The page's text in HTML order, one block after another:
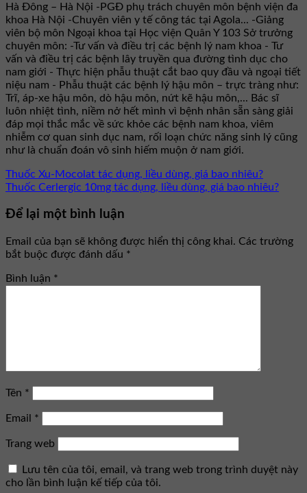
Hà Đông – Hà Nội -PGĐ phụ trách chuyên môn bệnh viện đa
khoa Hà Nội -Chuyên viên y tế công tác tại Agola... -Giảng
viên bộ môn Ngoại khoa tại Học viện Quân Y 103 Sở trưởng
chuyên môn: -Tư vấn và điều trị các bệnh lý nam khoa - Tư
vấn và điều trị các bệnh lây truyền qua đường tình dục cho
nam giới - Thực hiện phẫu thuật cắt bao quy đầu và ngoại tiết
niệu nam - Phẫu thuật các bệnh lý hậu môn – trực tràng như:
Trĩ, áp-xe hậu môn, dò hậu môn, nứt kẽ hậu môn,... Bác sĩ
luôn nhiệt tình, niềm nở hết mình vì bệnh nhân sẵn sàng giải
đáp mọi thắc mắc về sức khỏe các bệnh nam khoa, viêm
nhiễm cơ quan sinh dục nam, rối loạn chức năng sinh lý cũng
như là chuẩn đoán vô sinh hiếm muộn ở nam giới.
Thuốc Xu-Mocolat tác dụng, liều dùng, giá bao nhiêu?
Thuốc Cerlergic 10mg tác dụng, liều dùng, giá bao nhiêu?
Để lại một bình luận
Email của bạn sẽ không được hiển thị công khai. Các trường
bắt buộc được đánh dấu *
Bình luận *
Tên *
Email *
Trang web
Lưu tên của tôi, email, và trang web trong trình duyệt này
cho lần bình luận kế tiếp của tôi.